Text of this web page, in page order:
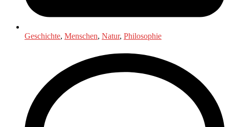
Geschichte, Menschen, Natur, Philosophie